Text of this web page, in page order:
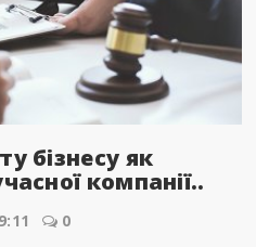
бізнесу як
компанії..
0